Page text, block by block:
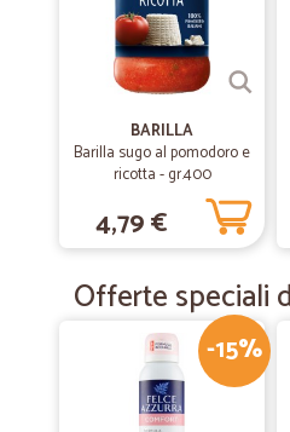
BARILLA
Barilla sugo al pomodoro e
ricotta - gr.400
4,79 €
Offerte speciali
-15%